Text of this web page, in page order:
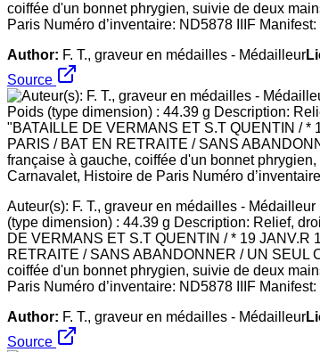
coiffée d'un bonnet phrygien, suivie de deux
Paris Numéro d’inventaire: ND5878 IIIF
Author: F. T., graveur en médailles - Médailleur
Source
Auteur(s): F. T., graveur en médailles -
(type dimension) : 44.39 g Description: Relief,
DE VERMANS ET S.T QUENTIN / * 19
RETRAITE / SANS ABANDONNER / UN SEUL
coiffée d'un bonnet phrygien, suivie de deux
Paris Numéro d’inventaire: ND5878 IIIF
Author: F. T., graveur en médailles - Médailleur
Source